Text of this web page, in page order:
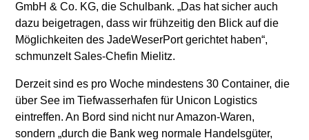
GmbH & Co. KG, die Schulbank. „Das hat sicher auch
dazu beigetragen, dass wir frühzeitig den Blick auf die
Möglichkeiten des JadeWeserPort gerichtet haben“,
schmunzelt Sales-Chefin Mielitz.
Derzeit sind es pro Woche mindestens 30 Container, die
über See im Tiefwasserhafen für Unicon Logistics
eintreffen. An Bord sind nicht nur Amazon-Waren,
sondern „durch die Bank weg normale Handelsgüter,